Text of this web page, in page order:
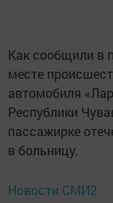
Как сообщили в
месте
автомобиля
Республики
пассажирке
в больницу.
Новости СМИ2